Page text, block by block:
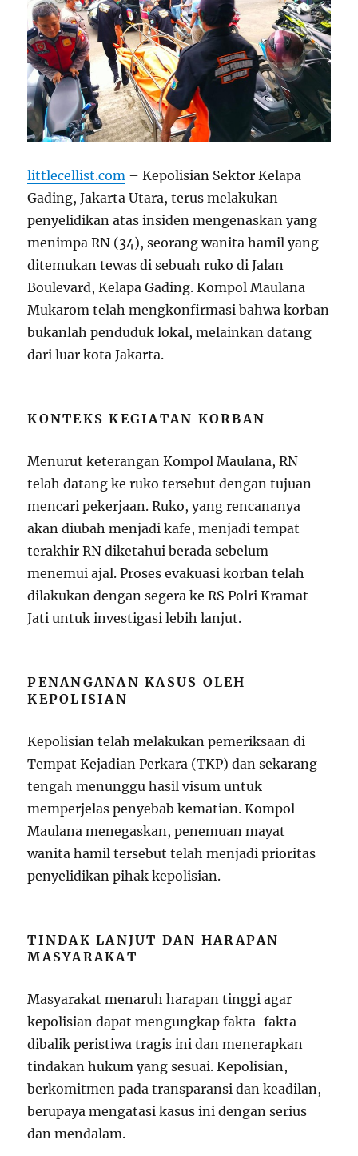
littlecellist.com – Kepolisian Sektor Kelapa
Gading, Jakarta Utara, terus melakukan
penyelidikan atas insiden mengenaskan yang
menimpa RN (34), seorang wanita hamil yang
ditemukan tewas di sebuah ruko di Jalan
Boulevard, Kelapa Gading. Kompol Maulana
Mukarom telah mengkonfirmasi bahwa korban
bukanlah penduduk lokal, melainkan datang
dari luar kota Jakarta.
KONTEKS KEGIATAN KORBAN
Menurut keterangan Kompol Maulana, RN
telah datang ke ruko tersebut dengan tujuan
mencari pekerjaan. Ruko, yang rencananya
akan diubah menjadi kafe, menjadi tempat
terakhir RN diketahui berada sebelum
menemui ajal. Proses evakuasi korban telah
dilakukan dengan segera ke RS Polri Kramat
Jati untuk investigasi lebih lanjut.
PENANGANAN KASUS OLEH
KEPOLISIAN
Kepolisian telah melakukan pemeriksaan di
Tempat Kejadian Perkara (TKP) dan sekarang
tengah menunggu hasil visum untuk
memperjelas penyebab kematian. Kompol
Maulana menegaskan, penemuan mayat
wanita hamil tersebut telah menjadi prioritas
penyelidikan pihak kepolisian.
TINDAK LANJUT DAN HARAPAN
MASYARAKAT
Masyarakat menaruh harapan tinggi agar
kepolisian dapat mengungkap fakta-fakta
dibalik peristiwa tragis ini dan menerapkan
tindakan hukum yang sesuai. Kepolisian,
berkomitmen pada transparansi dan keadilan,
berupaya mengatasi kasus ini dengan serius
dan mendalam.